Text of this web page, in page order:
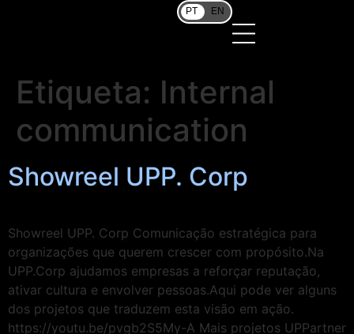
PT EN
Etiqueta: Internal
communication
Showreel UPP. Corp
Showreel UPP. Corp Comunicação estratégica para
organizações que querem crescer com propósito.Na
UPP.Corp ajudamos empresas a reforçar reputação,
ativar cultura e envolver pessoas.Aqui pode ver alguns
dos projetos que traduzem esta visão em ação.
https://youtu.be/pvgb2S5My-A Mais projetos UPPartner